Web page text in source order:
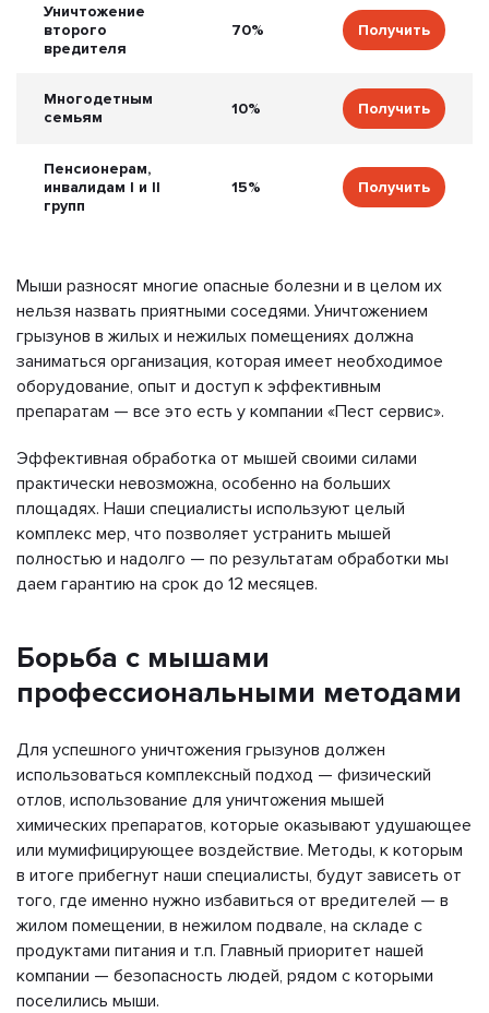
Уничтожение
второго
вредителя
70% Получить
Многодетным
семьям
10% Получить
Пенсионерам,
инвалидам I и II
групп
15% Получить
Мыши разносят многие опасные болезни и в целом их
нельзя назвать приятными соседями. Уничтожением
грызунов в жилых и нежилых помещениях должна
заниматься организация, которая имеет необходимое
оборудование, опыт и доступ к эффективным
препаратам — все это есть у компании «Пест сервис».
Эффективная обработка от мышей своими силами
практически невозможна, особенно на больших
площадях. Наши специалисты используют целый
комплекс мер, что позволяет устранить мышей
полностью и надолго — по результатам обработки мы
даем гарантию на срок до 12 месяцев.
Борьба с мышами
профессиональными методами
Для успешного уничтожения грызунов должен
использоваться комплексный подход — физический
отлов, использование для уничтожения мышей
химических препаратов, которые оказывают удушающее
или мумифицирующее воздействие. Методы, к которым
в итоге прибегнут наши специалисты, будут зависеть от
того, где именно нужно избавиться от вредителей — в
жилом помещении, в нежилом подвале, на складе с
продуктами питания и т.п. Главный приоритет нашей
компании — безопасность людей, рядом с которыми
поселились мыши.